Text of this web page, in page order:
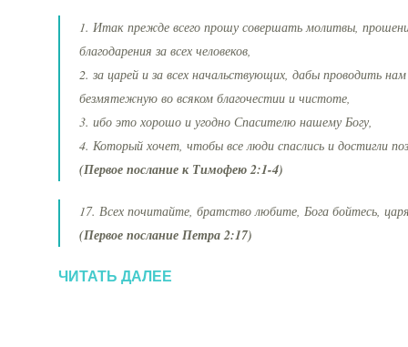
1. Итак прежде всего прошу совершать молитвы,
благодарения за всех человеков,
2. за царей и за всех начальствующих, дабы проводить
безмятежную во всяком благочестии и чистоте,
3. ибо это хорошо и угодно Спасителю нашему Богу,
4. Который хочет, чтобы все люди спаслись и достигли
(Первое послание к Тимофею 2:1-4)
17. Всех почитайте, братство любите, Бога бойтесь,
(Первое послание Петра 2:17)
ЧИТАТЬ ДАЛЕЕ